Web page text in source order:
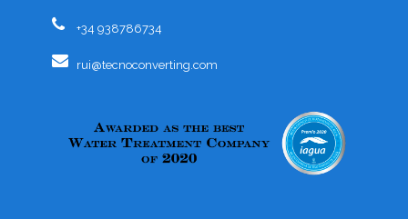
+34 938786734
rui@tecnoconverting.com